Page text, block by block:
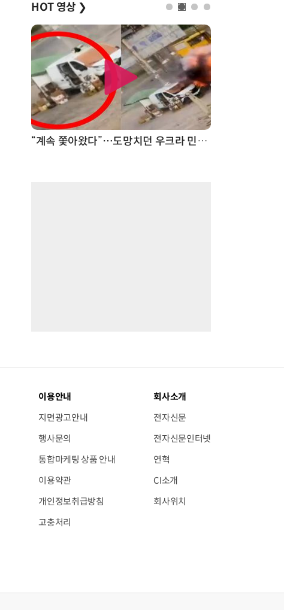
HOT 영상 ❯
“계속 쫓아왔다”…도망치던 우크라 민간인 공격한 러 자폭 드론
이용안내
지면광고안내
행사문의
통합마케팅 상품 안내
이용약관
개인정보취급방침
고충처리
회사소개
전자신문
전자신문인터넷
연혁
CI소개
회사위치